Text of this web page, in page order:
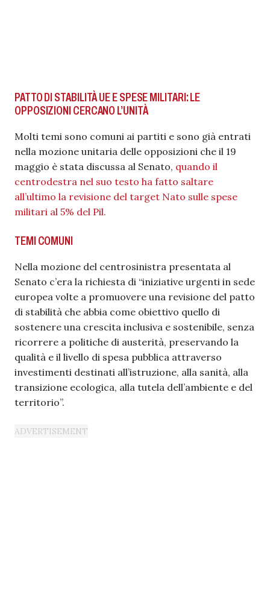
PATTO DI STABILITÀ UE E SPESE MILITARI: LE
OPPOSIZIONI CERCANO L’UNITÀ
Molti temi sono comuni ai partiti e sono già entrati
nella mozione unitaria delle opposizioni che il 19
maggio è stata discussa al Senato, quando il
centrodestra nel suo testo ha fatto saltare
all’ultimo la revisione del target Nato sulle spese
militari al 5% del Pil.
TEMI COMUNI
Nella mozione del centrosinistra presentata al
Senato c’era la richiesta di “iniziative urgenti in sede
europea volte a promuovere una revisione del patto
di stabilità che abbia come obiettivo quello di
sostenere una crescita inclusiva e sostenibile, senza
ricorrere a politiche di austerità, preservando la
qualità e il livello di spesa pubblica attraverso
investimenti destinati all’istruzione, alla sanità, alla
transizione ecologica, alla tutela dell’ambiente e del
territorio”.